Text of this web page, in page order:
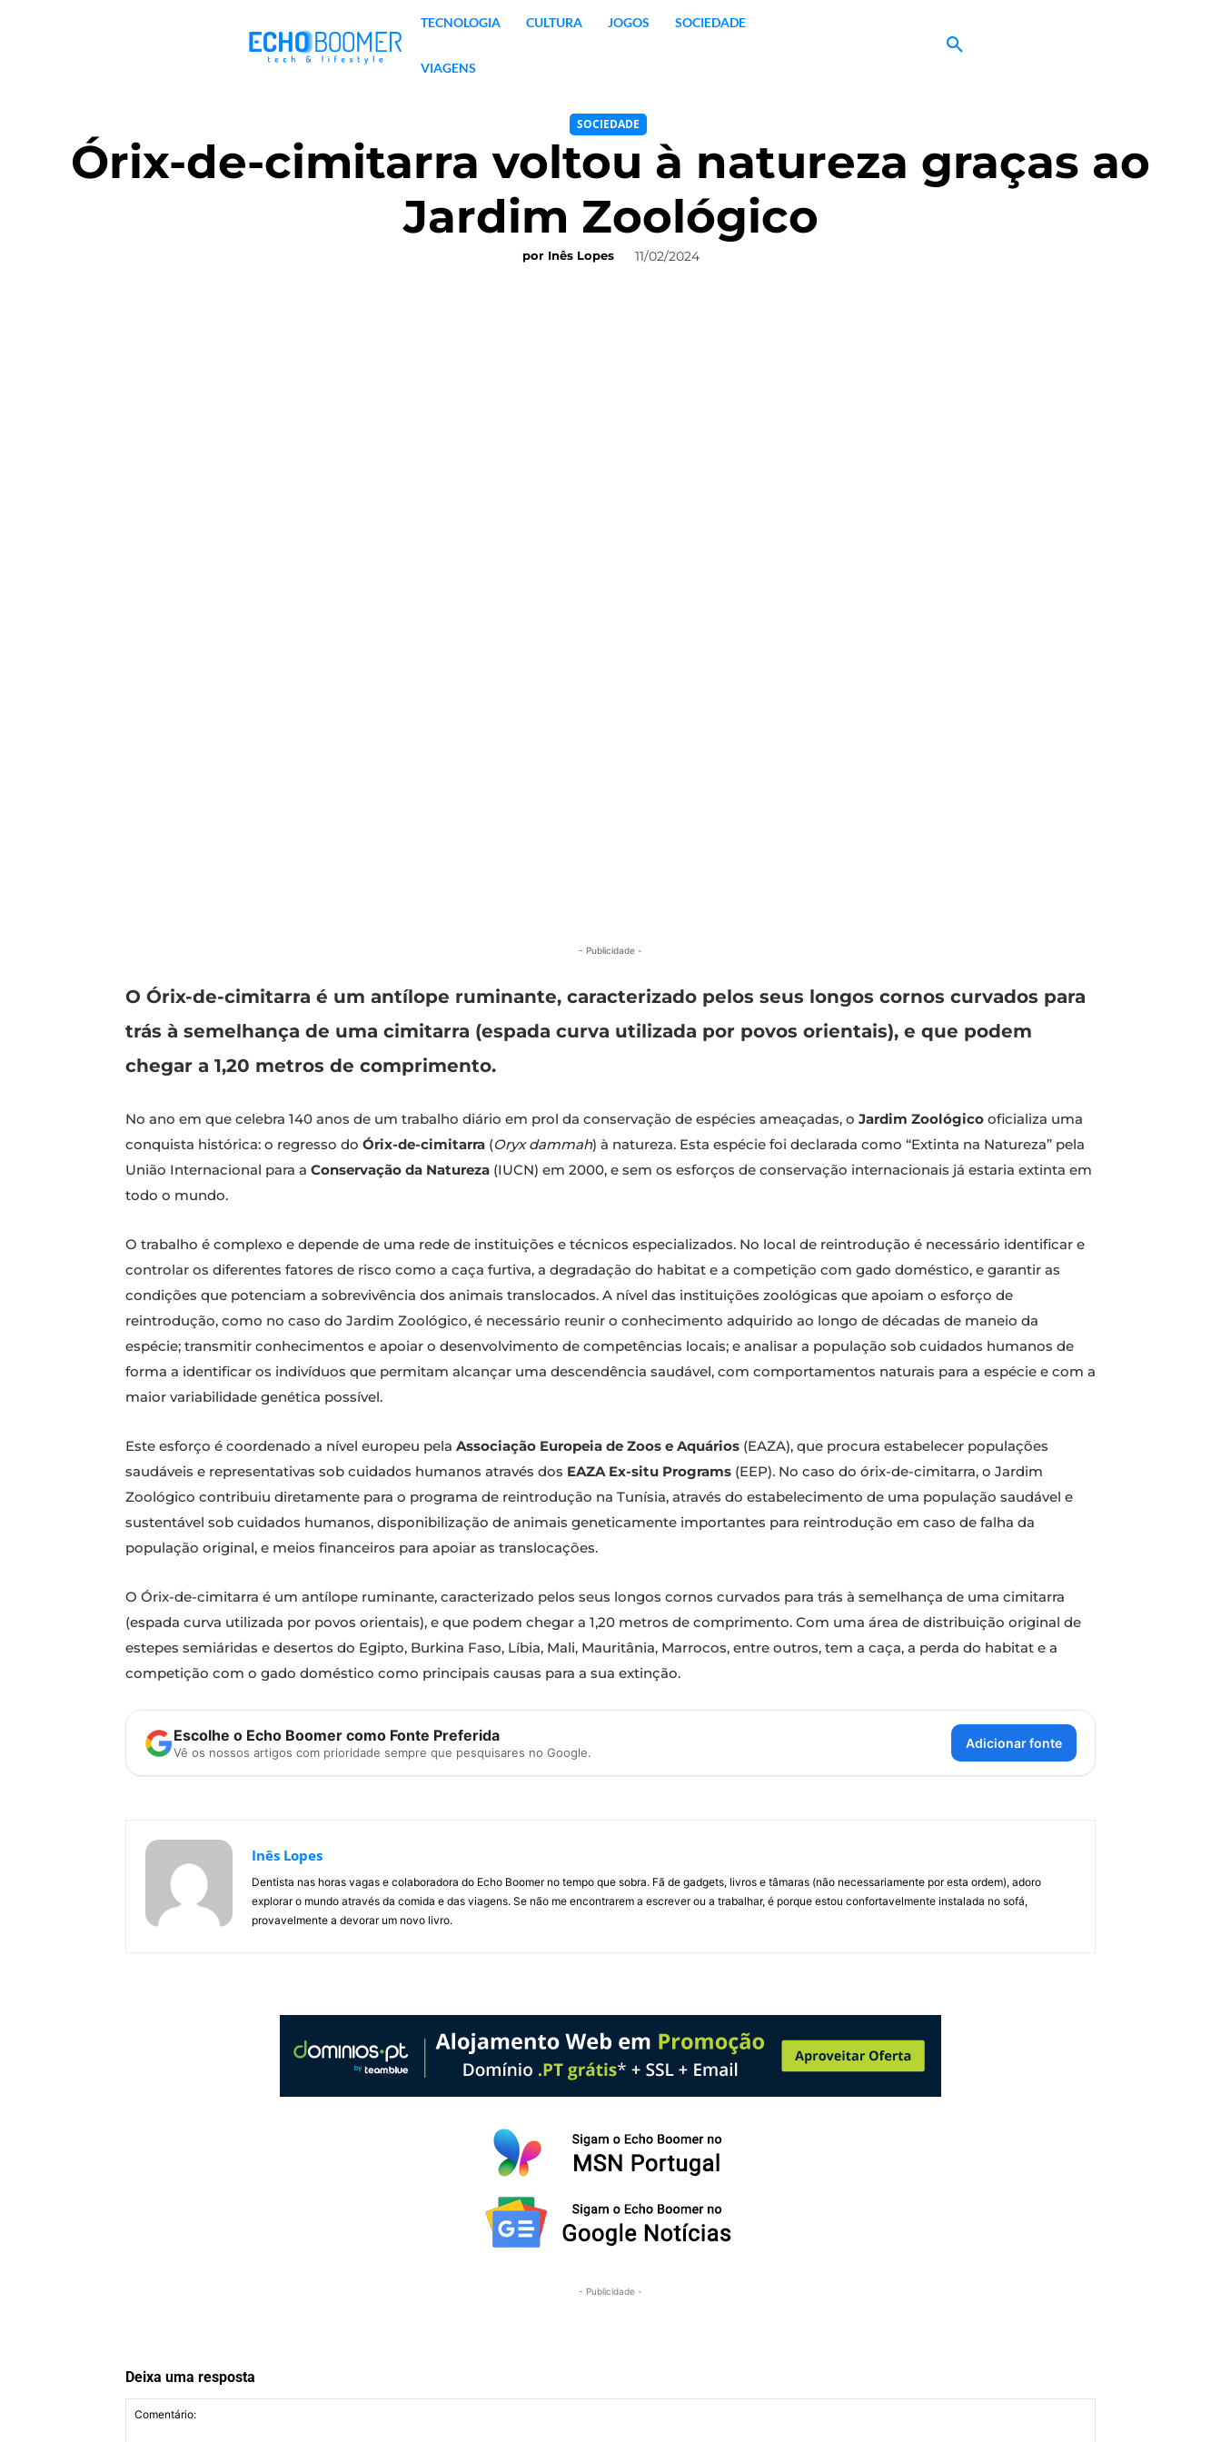
TECNOLOGIA CULTURA JOGOS SOCIEDADE
VIAGENS
SOCIEDADE
Órix-de-cimitarra voltou à natureza graças ao
Jardim Zoológico
por Inês Lopes 11/02/2024
- Publicidade -
O Órix-de-cimitarra é um antílope ruminante, caracterizado pelos seus longos cornos curvados para
trás à semelhança de uma cimitarra (espada curva utilizada por povos orientais), e que podem
chegar a 1,20 metros de comprimento.
No ano em que celebra 140 anos de um trabalho diário em prol da conservação de espécies ameaçadas, o Jardim Zoológico oficializa uma
conquista histórica: o regresso do Órix-de-cimitarra (Oryx dammah) à natureza. Esta espécie foi declarada como “Extinta na Natureza” pela
União Internacional para a Conservação da Natureza (IUCN) em 2000, e sem os esforços de conservação internacionais já estaria extinta em
todo o mundo.
O trabalho é complexo e depende de uma rede de instituições e técnicos especializados. No local de reintrodução é necessário identificar e
controlar os diferentes fatores de risco como a caça furtiva, a degradação do habitat e a competição com gado doméstico, e garantir as
condições que potenciam a sobrevivência dos animais translocados. A nível das instituições zoológicas que apoiam o esforço de
reintrodução, como no caso do Jardim Zoológico, é necessário reunir o conhecimento adquirido ao longo de décadas de maneio da
espécie; transmitir conhecimentos e apoiar o desenvolvimento de competências locais; e analisar a população sob cuidados humanos de
forma a identificar os indivíduos que permitam alcançar uma descendência saudável, com comportamentos naturais para a espécie e com a
maior variabilidade genética possível.
Este esforço é coordenado a nível europeu pela Associação Europeia de Zoos e Aquários (EAZA), que procura estabelecer populações
saudáveis e representativas sob cuidados humanos através dos EAZA Ex-situ Programs (EEP). No caso do órix-de-cimitarra, o Jardim
Zoológico contribuiu diretamente para o programa de reintrodução na Tunísia, através do estabelecimento de uma população saudável e
sustentável sob cuidados humanos, disponibilização de animais geneticamente importantes para reintrodução em caso de falha da
população original, e meios financeiros para apoiar as translocações.
O Órix-de-cimitarra é um antílope ruminante, caracterizado pelos seus longos cornos curvados para trás à semelhança de uma cimitarra
(espada curva utilizada por povos orientais), e que podem chegar a 1,20 metros de comprimento. Com uma área de distribuição original de
estepes semiáridas e desertos do Egipto, Burkina Faso, Líbia, Mali, Mauritânia, Marrocos, entre outros, tem a caça, a perda do habitat e a
competição com o gado doméstico como principais causas para a sua extinção.
Escolhe o Echo Boomer como Fonte Preferida
Vê os nossos artigos com prioridade sempre que pesquisares no Google.
Adicionar fonte
Inês Lopes
Dentista nas horas vagas e colaboradora do Echo Boomer no tempo que sobra. Fã de gadgets, livros e tâmaras (não necessariamente por esta ordem), adoro
explorar o mundo através da comida e das viagens. Se não me encontrarem a escrever ou a trabalhar, é porque estou confortavelmente instalada no sofá,
provavelmente a devorar um novo livro.
- Publicidade -
Deixa uma resposta